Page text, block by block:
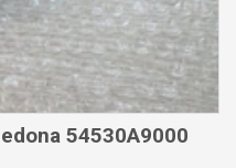
54530A9000